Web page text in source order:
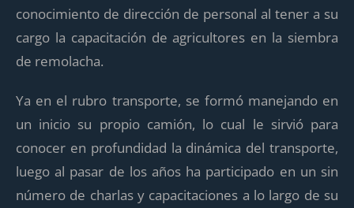
conocimiento de dirección de personal al tener a su
cargo la capacitación de agricultores en la siembra
de remolacha.
Ya en el rubro transporte, se formó manejando en
un inicio su propio camión, lo cual le sirvió para
conocer en profundidad la dinámica del transporte,
luego al pasar de los años ha participado en un sin
número de charlas y capacitaciones a lo largo de su